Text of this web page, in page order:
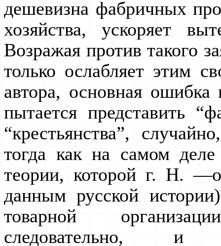
дешевизна фабричных
хозяйства, ускоряет
Возражая против такого
только ослабляет этим
автора, основная
пытается представить
“крестьянства”,
тогда как на самом
теории, которой г. Н.
данным русской
товарной
следовательно, и